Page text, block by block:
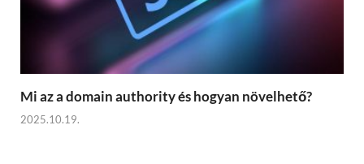
Mi az a domain authority és hogyan növelhető?
2025.10.19.